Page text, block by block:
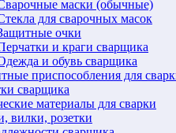
маски (обычные)
для сварочных масок
очки
и краги сварщика
и обувь сварщика
приспособления для
сварщика
материалы для сварки
вилки, розетки